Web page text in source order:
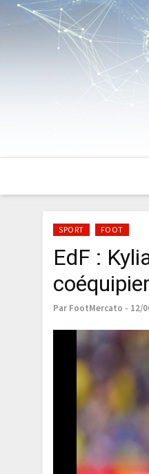
SPORT FOOT
EdF :
Par FootMercato - 12/